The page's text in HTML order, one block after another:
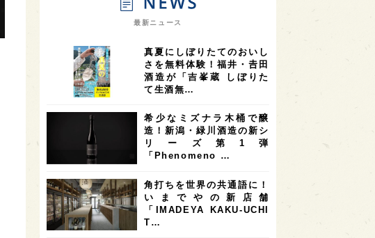
オピニオンリーダーの視点 9
7 奈良県 滋賀県 7 和歌山県 6
6 フランス 6 高知県 5 島根県 5
4 神奈川県 4
大阪府 3
オーストラリア 2 台湾 2 アジア 2
SAKEの時代を生きる
最新ニュース
真夏にしぼりたてのおいし
さを無料体験！福井・𠮷田
酒造が「吉峯蔵 しぼりた
て生酒無…
希少なミズナラ木桶で醸
造！新潟・緑川酒造の新シ
リーズ第1弾
「Phenomeno …
角打ちを世界の共通語に！
いまでやの新店舗
「IMADEYA KAKU-UCHI
T…